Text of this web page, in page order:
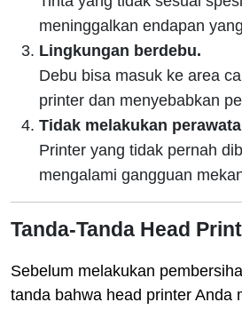
meninggalkan endapan
Lingkungan berdebu.
Debu bisa masuk ke area
printer dan menyebabkan
Tidak melakukan
Printer yang tidak pernah
mengalami gangguan
Tanda-Tanda Head
Sebelum melakukan
tanda bahwa head printer Anda